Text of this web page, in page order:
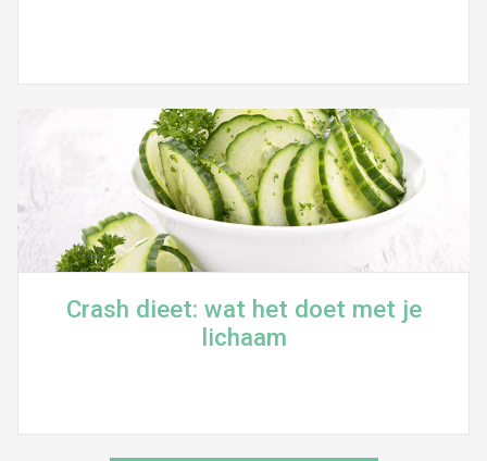
Crash dieet: wat het doet met je
lichaam